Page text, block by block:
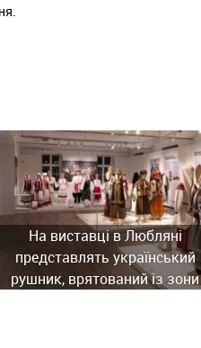
На виставці в Любляні
представлять український
рушник, врятований із зони